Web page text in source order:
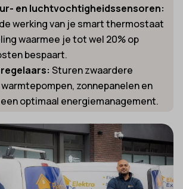
en luchtvochtigheidssensoren:
werking van je smart thermostaat
waarmee je tot wel 20% op
bespaart.
Sturen zwaardere
zonnepanelen en
optimaal energiemanagement.